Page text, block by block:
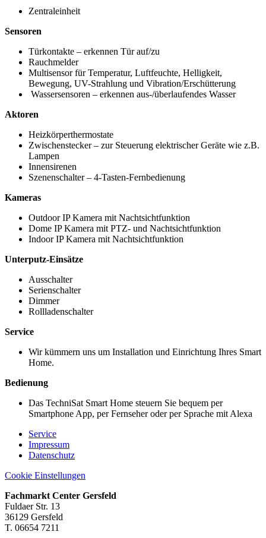
Zentraleinheit
Sensoren
Türkontakte – erkennen Tür auf/zu
Rauchmelder
Multisensor für Temperatur, Luftfeuchte, Helligkeit,
Bewegung, UV-Strahlung und Vibration/Erschütterung
Wassersensoren – erkennen aus-/überlaufendes Wasser
Aktoren
Heizkörperthermostate
Zwischenstecker – zur Steuerung elektrischer Geräte wie z.B.
Lampen
Innensirenen
Szenenschalter – 4-Tasten-Fernbedienung
Kameras
Outdoor IP Kamera mit Nachtsichtfunktion
Dome IP Kamera mit PTZ- und Nachtsichtfunktion
Indoor IP Kamera mit Nachtsichtfunktion
Unterputz-Einsätze
Ausschalter
Serienschalter
Dimmer
Rollladenschalter
Service
Wir kümmern uns um Installation und Einrichtung Ihres Smart
Home.
Bedienung
Das TechniSat Smart Home steuern Sie bequem per
Smartphone App, per Fernseher oder per Sprache mit Alexa
Service
Impressum
Datenschutz
Cookie Einstellungen
Fachmarkt Center Gersfeld
Fuldaer Str. 13
36129 Gersfeld
T. 06654 7211